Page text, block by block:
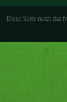
Diese Seite nutzt das